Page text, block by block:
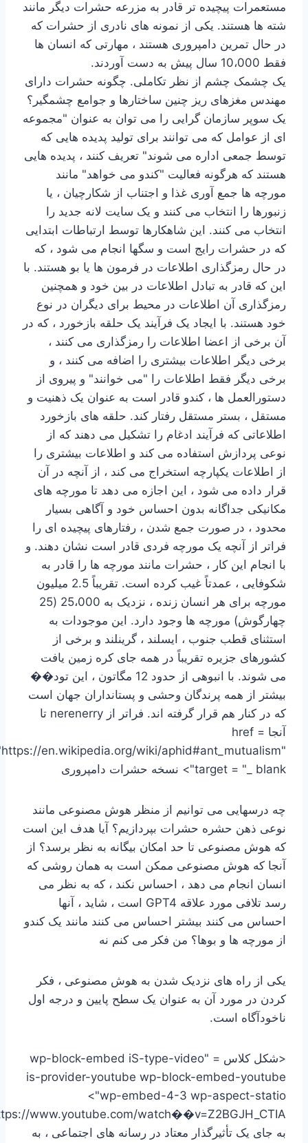
مستعمرات پیچیده تر قادر به مزرعه حشرات دیگر مانند
شته ها هستند. یکی از نمونه های نادری از حشرات که
در حال تمرین دامپروری هستند ، مهارتی که انسان ها
فقط 10،000 سال پیش به دست آوردند.
یک چشمک چشم از نظر تکاملی. چگونه حشرات دارای
مهندس مغزهای ریز چنین ساختارها و جوامع چشمگیر؟
یک سوپر سازمان گرایی را می توان به عنوان "مجموعه
ای از عوامل که می توانند برای تولید پدیده هایی که
توسط جمعی اداره می شوند" تعریف کنند ، پدیده هایی
هستند که هرگونه فعالیت "کندو می خواهد" مانند
مورچه ها جمع آوری غذا و اجتناب از شکارچیان ، یا
زنبورها را انتخاب می کنند و یک سایت لانه جدید را
انتخاب می کنند. این شاهکارها توسط ارتباطات ابتدایی
که در حشرات رایج است و سگها انجام می شود ، که
در حال رمزگذاری اطلاعات در فرمون ها یا بو هستند. با
این که قادر به تبادل اطلاعات در بین خود و همچنین
رمزگذاری آن اطلاعات در محیط برای دیگران در نوع
خود هستند. با ایجاد یک فرآیند یک حلقه بازخورد ، که در
آن برخی از اعضا اطلاعات را رمزگذاری می کنند ،
برخی دیگر اطلاعات بیشتری را اضافه می کنند ، و
برخی دیگر فقط اطلاعات را "می خوانند" و پیروی از
دستورالعمل ها ، کندو قادر است به عنوان یک ذهنیت و
مستقل ، بستر مستقل رفتار کند. حلقه های بازخورد
اطلاعاتی که فرآیند ادغام را تشکیل می دهند که از
نوعی پردازش استفاده می کند و اطلاعات بیشتری را
از اطلاعات یکپارچه استخراج می کند ، از آنچه در آن
قرار داده می شود ، این اجازه می دهد تا مورچه های
مکانیکی جداگانه بدون احساس خود و آگاهی بسیار
محدود ، در صورت جمع شدن ، رفتارهای پیچیده ای را
فراتر از آنچه یک مورچه فردی قادر است نشان دهند. و
با انجام این کار ، حشرات مانند مورچه ها را قادر به
شکوفایی ، عمدتاً غیب کرده است. تقریباً 2.5 میلیون
مورچه برای هر انسان زنده ، نزدیک به 25،000 (25
چهارگوش) مورچه ها وجود دارد. این موجودات به
استثنای قطب جنوب ، ایسلند ، گرینلند و برخی از
کشورهای جزیره تقریباً در همه جای کره زمین یافت
می شوند. با انبوهی از حدود 12 مگاتون ، این تود��
بیشتر از همه پرندگان وحشی و پستانداران جهان است
که در کنار هم قرار گرفته اند. فراتر از
nerenerry تا
آنجا href =
en.wikipedia.org/wiki/aphid#ant_mutualism"
target = "_ blank"> نسخه حشرات دامپروری
چه درسهایی می توانیم از منظر هوش مصنوعی مانند
نوعی ذهن حشره حشرات بپردازیم؟ آیا هدف این است
که هوش مصنوعی تا حد امکان بیگانه به نظر برسد؟ از
آنجا که هوش مصنوعی ممکن است به همان روشی که
انسان انجام می دهد ، احساس نکند ، که به نظر می
رسد تلافی مورد علاقه GPT4 است ، شاید ، آنها
احساس می کنند بیشتر احساس می کنند مانند یک کندو
از مورچه ها و بوها؟ من فکر می کنم نه
یکی از راه های نزدیک شدن به هوش مصنوعی ، فکر
کردن در مورد آن به عنوان یک سطح پایین و درجه اول
ناخودآگاه است.
<شکل کلاس = "wp-block-embed iS-type-video
is-provider-youtube wp-block-embed-youtube
wp-embed-4-3 wp-aspect-statio">
www.youtube.com/watch��v=Z2BGJH_CTIA
به جای یک تأثیرگذار معتاد در رسانه های اجتماعی ، به